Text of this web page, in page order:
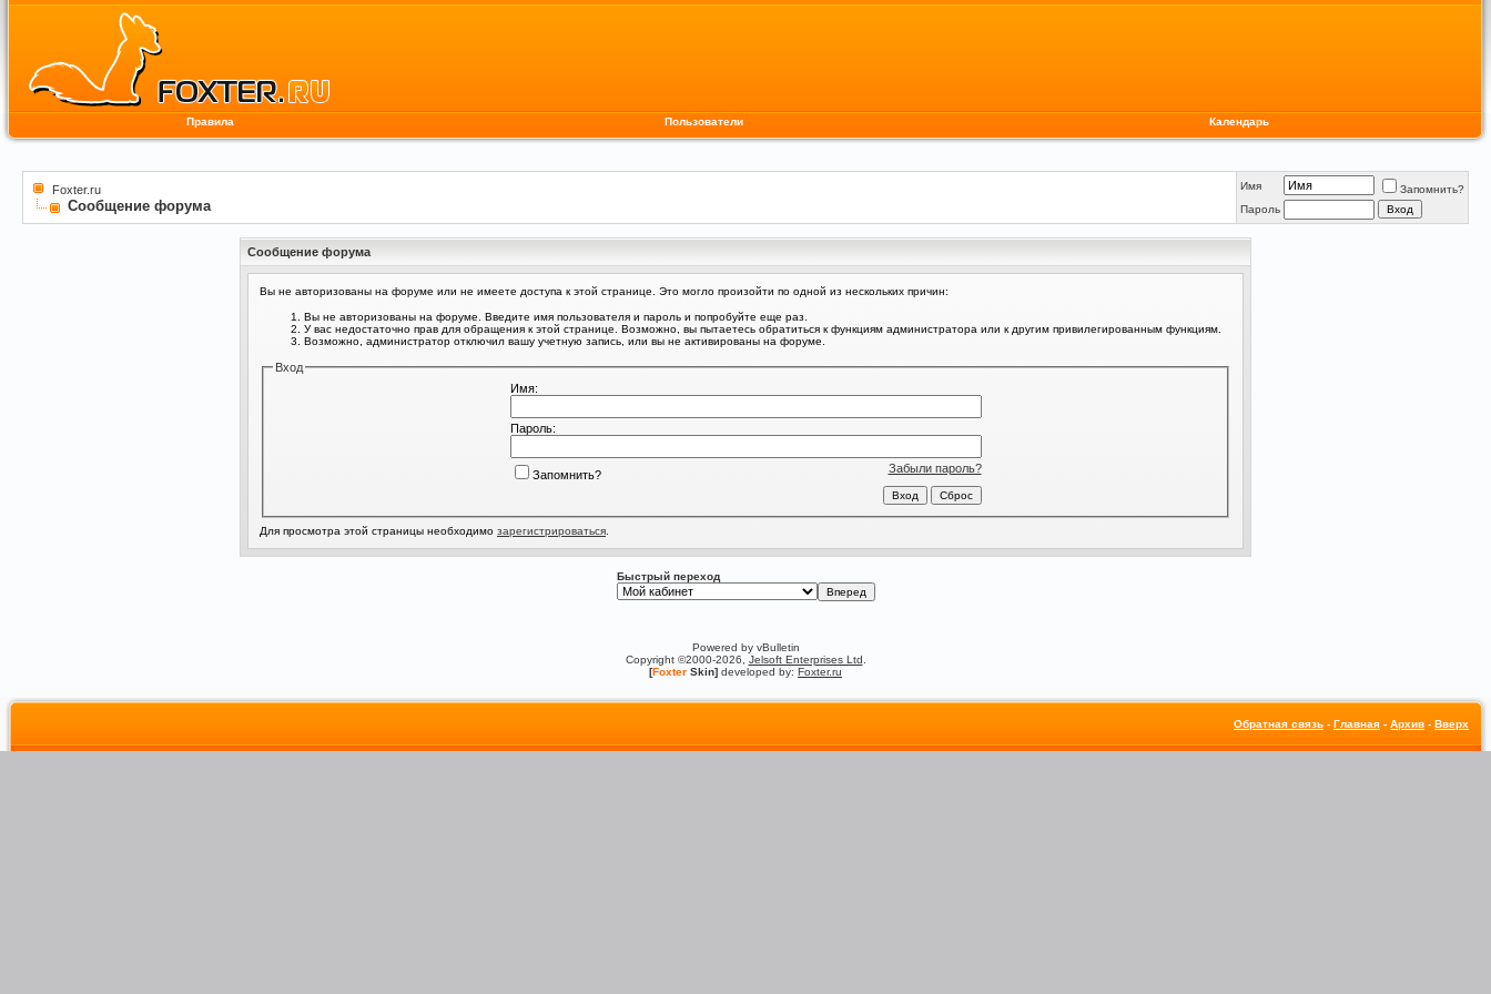
Правила Пользователи Календарь
Foxter.ru
Сообщение форума
Имя
Запомнить?
Пароль
Сообщение форума
Вы не авторизованы на форуме или не имеете доступа к этой странице. Это могло произойти по одной из нескольких причин:
Вы не авторизованы на форуме. Введите имя пользователя и пароль и попробуйте еще раз.
У вас недостаточно прав для обращения к этой странице. Возможно, вы пытаетесь обратиться к функциям администратора или к другим привилегированным функциям.
Возможно, администратор отключил вашу учетную запись, или вы не активированы на форуме.
Вход
Имя:
Пароль:
Забыли пароль?
Запомнить?
Для просмотра этой страницы необходимо зарегистрироваться
Быстрый переход
Powered by vBulletin
Copyright ©2000-2026, Jelsoft Enterprises Ltd
[Foxter Skin] developed by: Foxter.ru
Обратная связь - Главная - Архив - Вверх